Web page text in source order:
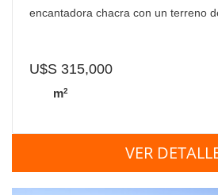
encantadora chacra con un terreno
U$S 315,000
m2
VER